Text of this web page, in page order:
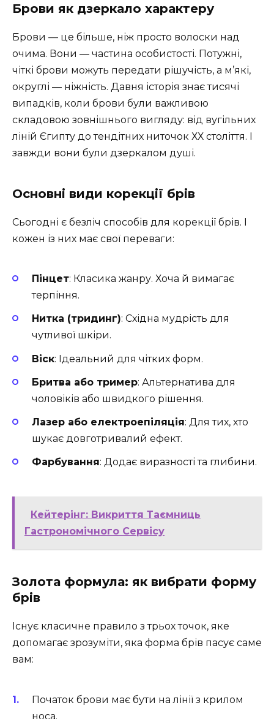
Брови як дзеркало характеру
Брови — це більше, ніж просто волоски над
очима. Вони — частина особистості. Потужні,
чіткі брови можуть передати рішучість, а м’які,
округлі — ніжність. Давня історія знає тисячі
випадків, коли брови були важливою
складовою зовнішнього вигляду: від вугільних
ліній Єгипту до тендітних ниточок ХХ століття. І
завжди вони були дзеркалом душі.
Основні види корекції брів
Сьогодні є безліч способів для корекції брів. І
кожен із них має свої переваги:
Пінцет: Класика жанру. Хоча й вимагає
терпіння.
Нитка (тридинг): Східна мудрість для
чутливої шкіри.
Віск: Ідеальний для чітких форм.
Бритва або тример: Альтернатива для
чоловіків або швидкого рішення.
Лазер або електроепіляція: Для тих, хто
шукає довготривалий ефект.
Фарбування: Додає виразності та глибини.
Кейтерінг: Викриття Таємниць
Гастрономічного Сервісу
Золота формула: як вибрати форму
брів
Існує класичне правило з трьох точок, яке
допомагає зрозуміти, яка форма брів пасує саме
вам:
Початок брови має бути на лінії з крилом
носа.